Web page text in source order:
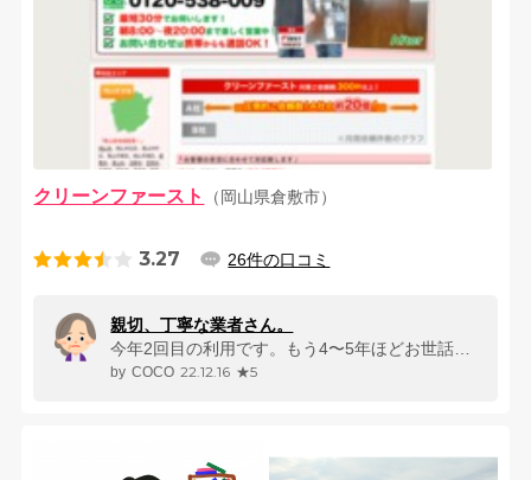
クリーンファースト （岡山県倉敷市）
3.27 26件の口コミ
親切、丁寧な業者さん。
今年2回目の利用です。 もう4〜5年ほどお世話になっていますが、今では...
COCO 22.12.16 ★5